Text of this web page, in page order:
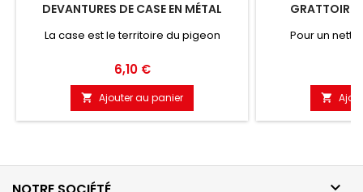
DEVANTURES DE CASE EN MÉTAL
La case est le territoire du pigeon
Prix
6,10 €
 Ajouter au panier
GRATTOIR
Pour un
